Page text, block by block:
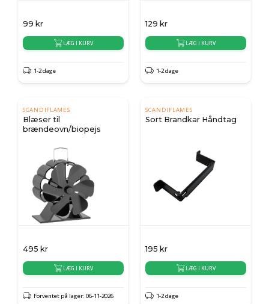
99 kr
LÆG I KURV
1-2 dage
129 kr
LÆG I KURV
1-2 dage
SCANDIFLAMES
Blæser til
brændeovn/biopejs
495 kr
LÆG I KURV
Forventet på lager: 06-11-2026
SCANDIFLAMES
Sort Brandkar Håndtag
195 kr
LÆG I KURV
1-2 dage